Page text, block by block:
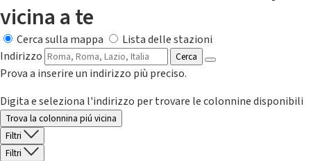
vicina a te
Cerca sulla mappa
Lista delle stazioni
Indirizzo
Cerca
Prova a inserire un indirizzo più preciso.
Digita e seleziona l'indirizzo per trovare le colonnine disponibili
Trova la colonnina piú vicina
Filtri
Filtri